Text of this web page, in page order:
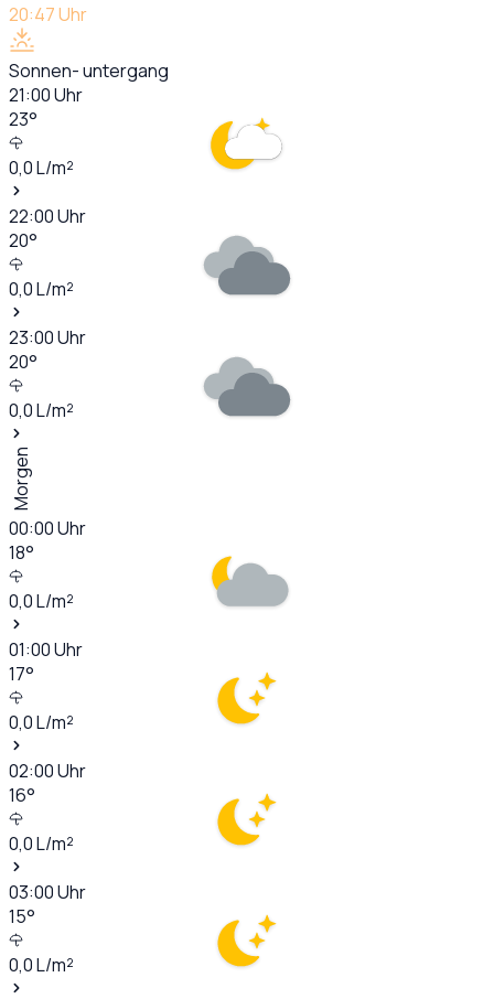
20:47Uhr
Sonnen- untergang
21:00Uhr
23°
0,0L/m²
22:00Uhr
20°
0,0L/m²
23:00Uhr
20°
0,0L/m²
Morgen
00:00Uhr
18°
0,0L/m²
01:00Uhr
17°
0,0L/m²
02:00Uhr
16°
0,0L/m²
03:00Uhr
15°
0,0L/m²